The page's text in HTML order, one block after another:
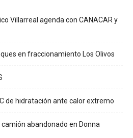
Villarreal agenda con CANACAR y
en fraccionamiento Los Olivos
de hidratación ante calor extremo
abandonado en Donna